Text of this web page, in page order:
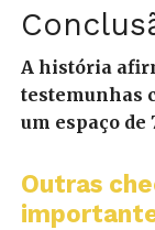
A história
testemunhas
um espaço de
Outras